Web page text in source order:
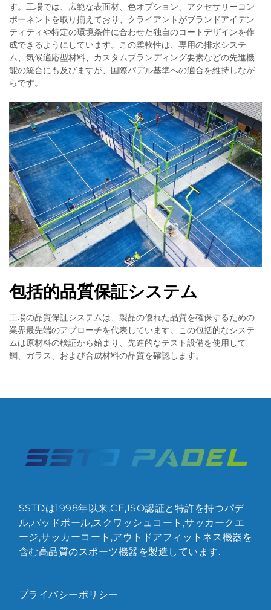
す。工場では、広範な表面材、色オプション、アクセサリーコン
ポーネントを取り揃えており、クライアントがブランドアイデン
ティティや特定の環境条件に合わせた独自のコートデザインを作
成できるようにしています。この柔軟性は、専用の排水システ
ム、気候適応型材料、カスタムブランディング要素などの先進機
能の統合にも及びますが、国際パデル基準への適合を維持しなが
らです。
包括的品質保証システム
工場の品質保証システムは、製品の優れた品質を確保するための
業界最先端のアプローチを代表しています。この包括的なシステ
ムは原材料の検証から始まり、先進的なテスト設備を使用して
鋼、ガラス、および合成材料の品質を確認します。
SSTDは1998年以来,CE,ISO認証と特許を持つパデ
ル,パッドボール,スクワッシュコート,サッカークエ
ージ,サッカーコート,アウトドアフィットネス機器を
含む高品質のスポーツ機器を製造しています.
プライバシーポリシー